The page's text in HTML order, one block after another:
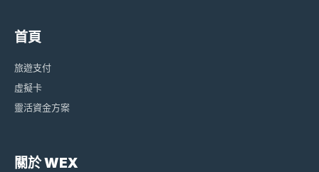
首頁
旅遊支付
虛擬卡
靈活資金方案
關於 WEX